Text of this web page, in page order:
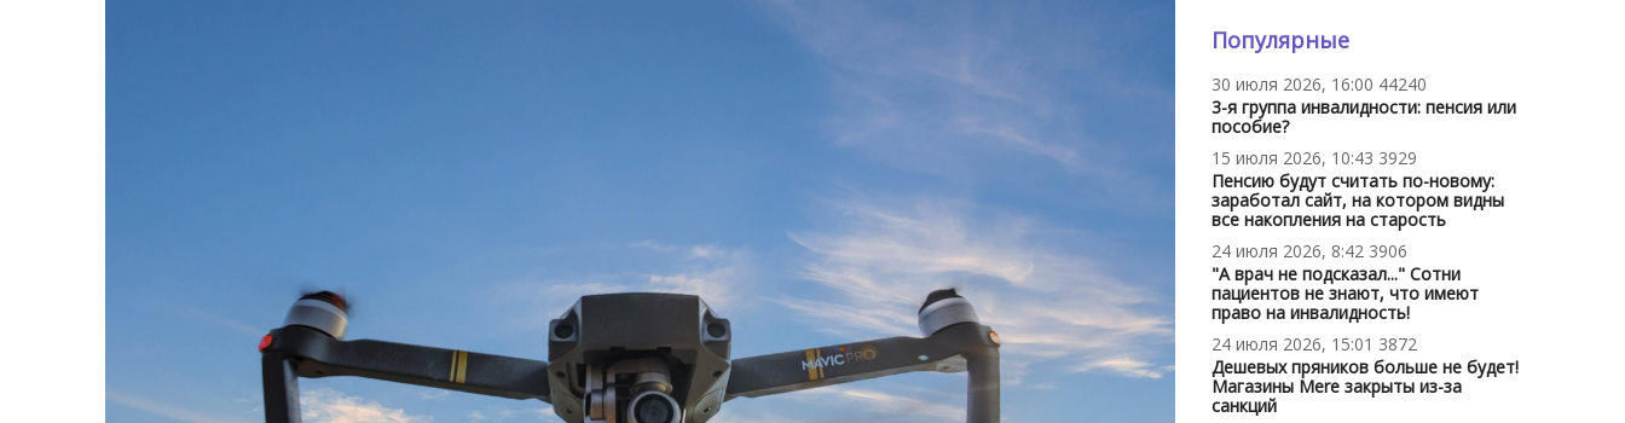
Популярные
30 июля 2026, 16:00 44240
3-я группа инвалидности: пенсия или
пособие?
15 июля 2026, 10:43 3929
Пенсию будут считать по-новому:
заработал сайт, на котором видны
все накопления на старость
24 июля 2026, 8:42 3906
"А врач не подсказал..." Сотни
пациентов не знают, что имеют
право на инвалидность!
24 июля 2026, 15:01 3872
Дешевых пряников больше не будет!
Магазины Mere закрыты из-за
санкций